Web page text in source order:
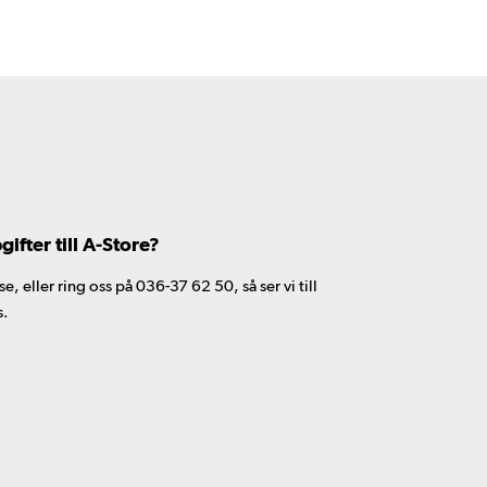
till A-Store?
eller ring oss på 036-37 62 50, så ser vi till